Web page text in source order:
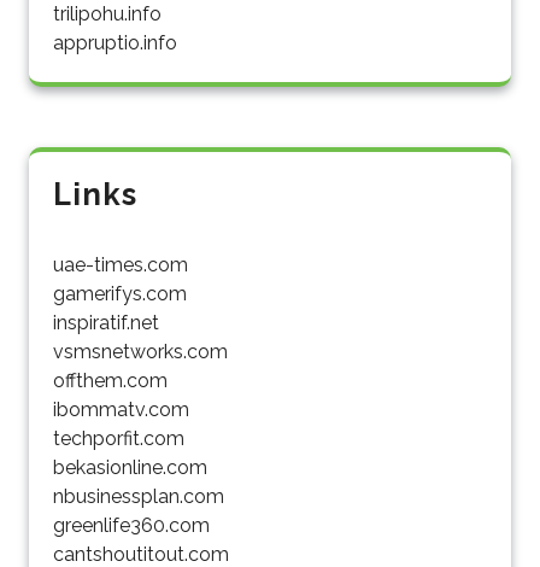
trilipohu.info
appruptio.info
Links
uae-times.com
gamerifys.com
inspiratif.net
vsmsnetworks.com
offthem.com
ibommatv.com
techporfit.com
bekasionline.com
nbusinessplan.com
greenlife360.com
cantshoutitout.com